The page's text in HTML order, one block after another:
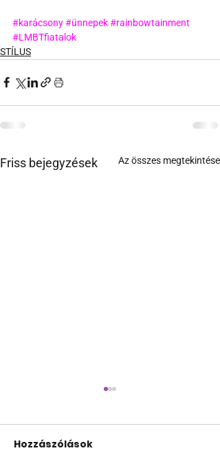
#karácsony#ünnepek#rainbowtainment
#LMBTfiatalok
STÍLUS
Friss bejegyzések Az összes megtekintése
Hozzászólások